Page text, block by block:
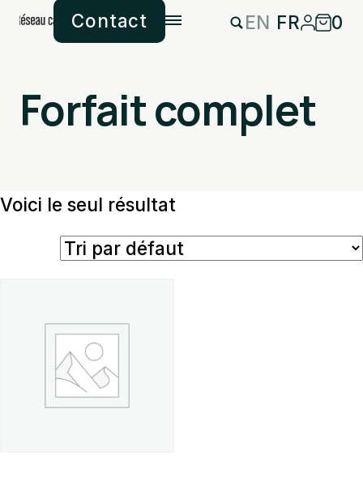
EN FR 0
Contact
Forfait complet
Voici le seul résultat